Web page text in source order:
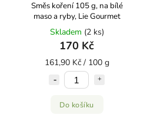
Směs koření 105 g, na bílé
maso a ryby, Lie Gourmet
Skladem (2 ks)
170 Kč
161,90 Kč / 100 g
Do košíku